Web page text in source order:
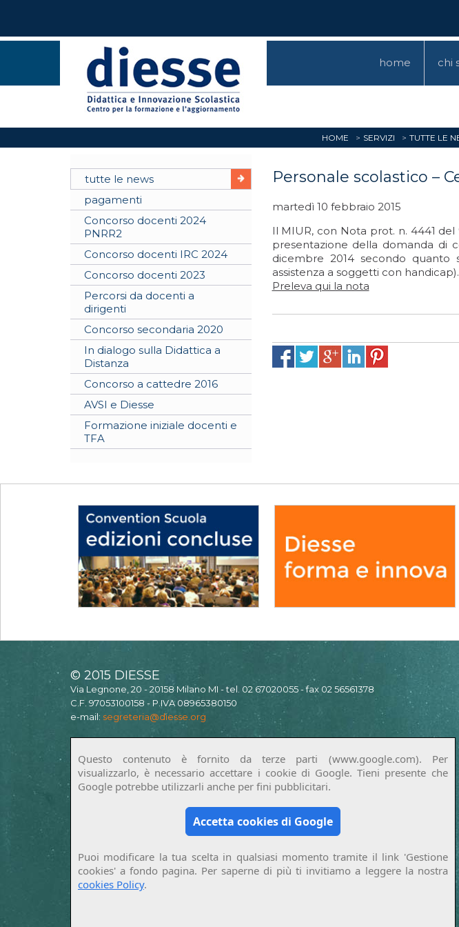
home chi
HOME SERVIZI TUTTE LE
tutte le news
pagamenti
Concorso docenti 2024
PNRR2
Concorso docenti IRC 2024
Concorso docenti 2023
Percorsi da docenti a
dirigenti
Concorso secondaria 2020
In dialogo sulla Didattica a
Distanza
Concorso a cattedre 2016
AVSI e Diesse
Formazione iniziale docenti e
TFA
Personale scolastico –
martedì 10 febbraio 2015
Il MIUR, con Nota prot. n. 4441
presentazione della domanda di
dicembre 2014 secondo
assistenza a soggetti con handicap).
Preleva qui la nota
© 2015 DIESSE
Via Legnone, 20 - 20158 Milano MI - tel. 02 67020055 - fax 02 56561378
C.F. 97053100158 - P.IVA 08965380150
e-mail: segreteria@diesse.org
Questo contenuto è fornito da terze parti (www.google.com). Per
visualizzarlo, è necessario accettare i cookie di Google. Tieni presente che
Google potrebbe utilizzarli anche per fini pubblicitari.
Accetta cookies di Google
Puoi modificare la tua scelta in qualsiasi momento tramite il link 'Gestione
cookies' a fondo pagina. Per saperne di più ti invitiamo a leggere la nostra
cookies Policy.